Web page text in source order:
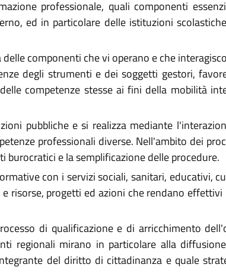
professionale, quali componenti
ed in particolare delle istituzioni
componenti che vi operano e che
degli strumenti e dei soggetti gestori,
competenze stesse ai fini della mobilità
pubbliche e si realizza mediante
professionali diverse. Nell'ambito dei
burocratici e la semplificazione delle procedure.
con i servizi sociali, sanitari, educativi,
risorse, progetti ed azioni che rendano
di qualificazione e di arricchimento
regionali mirano in particolare alla
del diritto di cittadinanza e quale